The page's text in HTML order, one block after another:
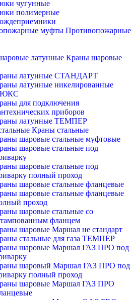
чугунные
полимерные
Противопожарные
Краны шаровые
латунные СТАНДАРТ
латунные никелированные
для подключения
приборов
латунные ТЕМПЕР
Краны стальные
шаровые стальные муфтовые
шаровые стальные под
шаровые стальные под
полный проход
шаровые стальные фланцевые
шаровые стальные фланцевые
проход
шаровые стальные со
фланцем
шаровые Маршал не стандарт
стальные для газа ТЕМПЕР
шаровые Маршал ГАЗ ПРО под
шаровый Маршал ГАЗ ПРО под
полный проход
шаровые Маршал ГАЗ ПРО